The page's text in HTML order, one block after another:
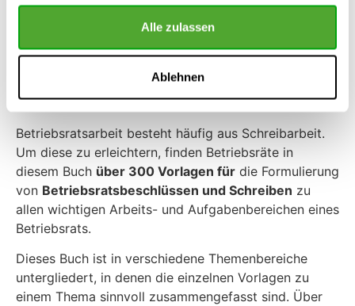
gesammelt haben.
Alle zulassen
Ablehnen
Vorlagen und Beispiele für Beschlüsse und Schreiben
von Dr. jur. Henning Kluge
Betriebsratsarbeit besteht häufig aus Schreibarbeit.
Um diese zu erleichtern, finden Betriebsräte in
diesem Buch über 300 Vorlagen für die Formulierung
von Betriebsratsbeschlüssen und Schreiben zu
allen wichtigen Arbeits- und Aufgabenbereichen eines
Betriebsrats.
Dieses Buch ist in verschiedene Themenbereiche
untergliedert, in denen die einzelnen Vorlagen zu
einem Thema sinnvoll zusammengefasst sind. Über